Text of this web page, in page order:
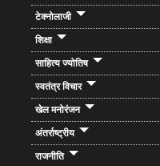
टेक्नोलाजी
शिक्षा
साहित्य ज्योतिष
स्वतंत्र विचार
खेल मनोरंजन
अंतर्राष्ट्रीय
राजनीति